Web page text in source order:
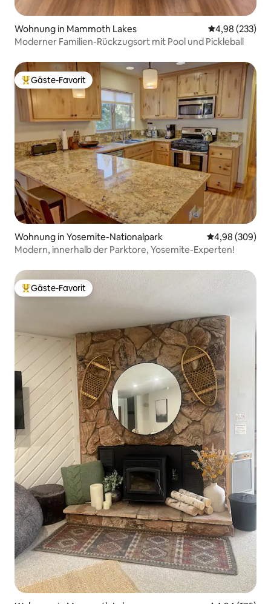
Wohnung in Mammoth Lakes
4,98 (233)
Moderner Familien-Rückzugsort mit Pool und Pickleball
Beliebter Gäste-Favorit.
Gäste-Favorit
Wohnung in Yosemite-Nationalpark
4,98 (309)
Modern, innerhalb der Parktore, Yosemite-Experten!
Beliebter Gäste-Favorit.
Gäste-Favorit